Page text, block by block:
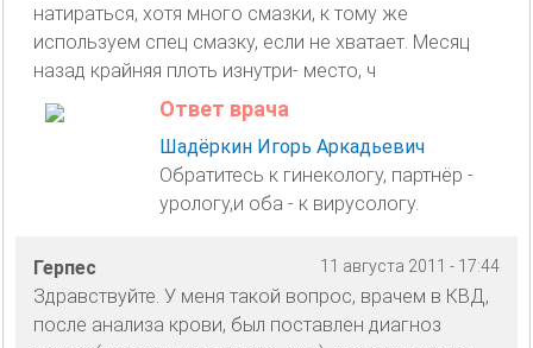
натираться, хотя много смазки, к тому же
используем спец смазку, если не хватает. Месяц
назад крайняя плоть изнутри- место, ч
Ответ врача
Шадёркин Игорь Аркадьевич
Обратитесь к гинекологу, партнёр -
урологу,и оба - к вирусологу.
11 августа 2011 - 17:44
Герпес
Здравствуйте. У меня такой вопрос, врачем в КВД,
после анализа крови, был поставлен диагноз